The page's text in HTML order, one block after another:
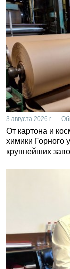
3 августа 2026 г. —
От картона и
химики Горного
крупнейших